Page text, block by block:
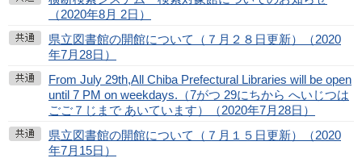
（2020年8月 2日）
県立図書館の開館について（７月２８日更新）（2020
年7月28日）
From July 29th,All Chiba Prefectural Libraries will be open
until 7 PM on weekdays.（7がつ 29にちから へいじつは
ごご７じまで あいています）（2020年7月28日）
県立図書館の開館について（７月１５日更新）（2020
年7月15日）